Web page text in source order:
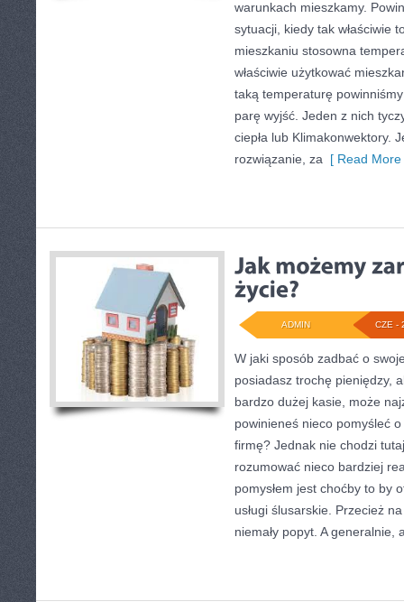
warunkach mieszkamy.
sytuacji, kiedy tak właściwie
mieszkaniu stosowna
właściwie użytkować
taką temperaturę
parę wyjść. Jeden z nich
ciepła lub Klimakonwektory.
rozwiązanie, za [ Read More
CZE -
ADMIN
W jaki sposób zadbać o
posiadasz trochę pieniędzy,
bardzo dużej kasie, może
powinieneś nieco pomyśleć
firmę? Jednak nie chodzi
rozumować nieco bardziej
pomysłem jest choćby to by
usługi ślusarskie. Przecież
niemały popyt. A generalnie,